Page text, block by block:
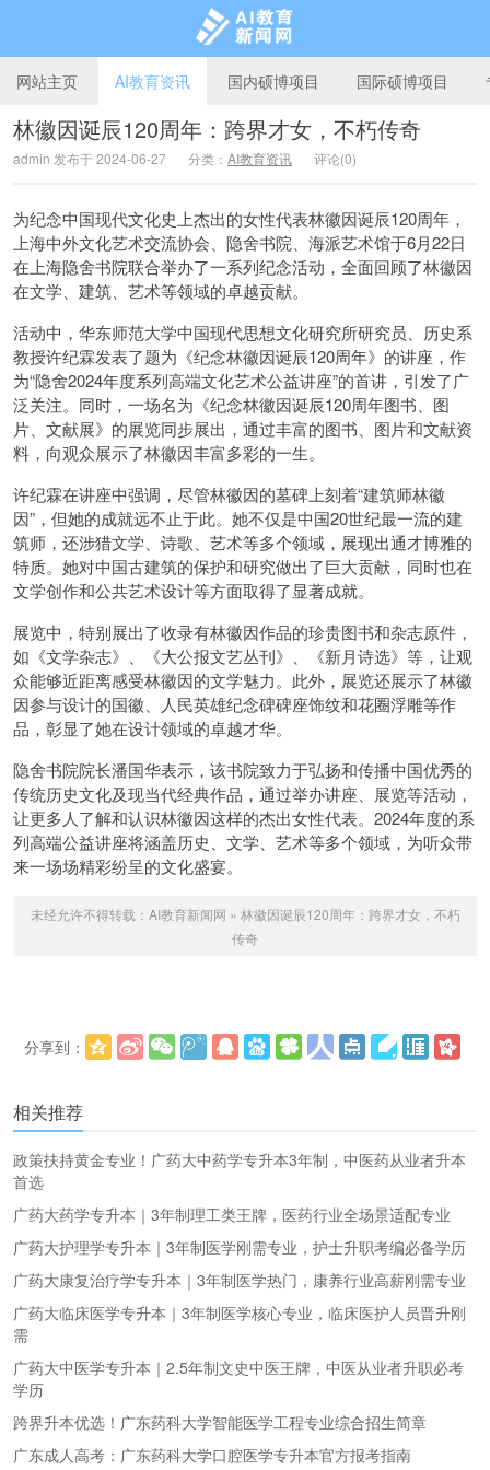
AI教育新闻网
网站主页 AI教育资讯 国内硕博项目 国际硕博项目
林徽因诞辰120周年：跨界才女，不朽传奇
admin 发布于 2024-06-27 分类： AI教育资讯 评论(0)
为纪念中国现代文化史上杰出的女性代表林徽因诞辰120周年，
上海中外文化艺术交流协会、隐舍书院、海派艺术馆于6月22日
在上海隐舍书院联合举办了一系列纪念活动，全面回顾了林徽因
在文学、建筑、艺术等领域的卓越贡献。
活动中，华东师范大学中国现代思想文化研究所研究员、历史系
教授许纪霖发表了题为《纪念林徽因诞辰120周年》的讲座，作
为“隐舍2024年度系列高端文化艺术公益讲座”的首讲，引发了广
泛关注。同时，一场名为《纪念林徽因诞辰120周年图书、图
片、文献展》的展览同步展出，通过丰富的图书、图片和文献资
料，向观众展示了林徽因丰富多彩的一生。
许纪霖在讲座中强调，尽管林徽因的墓碑上刻着“建筑师林徽
因”，但她的成就远不止于此。她不仅是中国20世纪最一流的建
筑师，还涉猎文学、诗歌、艺术等多个领域，展现出通才博雅的
特质。她对中国古建筑的保护和研究做出了巨大贡献，同时也在
文学创作和公共艺术设计等方面取得了显著成就。
展览中，特别展出了收录有林徽因作品的珍贵图书和杂志原件，
如《文学杂志》、《大公报文艺丛刊》、《新月诗选》等，让观
众能够近距离感受林徽因的文学魅力。此外，展览还展示了林徽
因参与设计的国徽、人民英雄纪念碑碑座饰纹和花圈浮雕等作
品，彰显了她在设计领域的卓越才华。
隐舍书院院长潘国华表示，该书院致力于弘扬和传播中国优秀的
传统历史文化及现当代经典作品，通过举办讲座、展览等活动，
让更多人了解和认识林徽因这样的杰出女性代表。2024年度的系
列高端公益讲座将涵盖历史、文学、艺术等多个领域，为听众带
来一场场精彩纷呈的文化盛宴。
未经允许不得转载： AI教育新闻网 » 林徽因诞辰120周年：跨界才女，不朽
传奇
分享到：
相关推荐
政策扶持黄金专业！广药大中药学专升本3年制，中医药从业者升本
首选
广药大药学专升本｜3年制理工类王牌，医药行业全场景适配专业
广药大护理学专升本｜3年制医学刚需专业，护士升职考编必备学历
广药大康复治疗学专升本｜3年制医学热门，康养行业高薪刚需专业
广药大临床医学专升本｜3年制医学核心专业，临床医护人员晋升刚
需
广药大中医学专升本｜2.5年制文史中医王牌，中医从业者升职必考
学历
跨界升本优选！广东药科大学智能医学工程专业综合招生简章
广东成人高考：广东药科大学口腔医学专升本官方报考指南